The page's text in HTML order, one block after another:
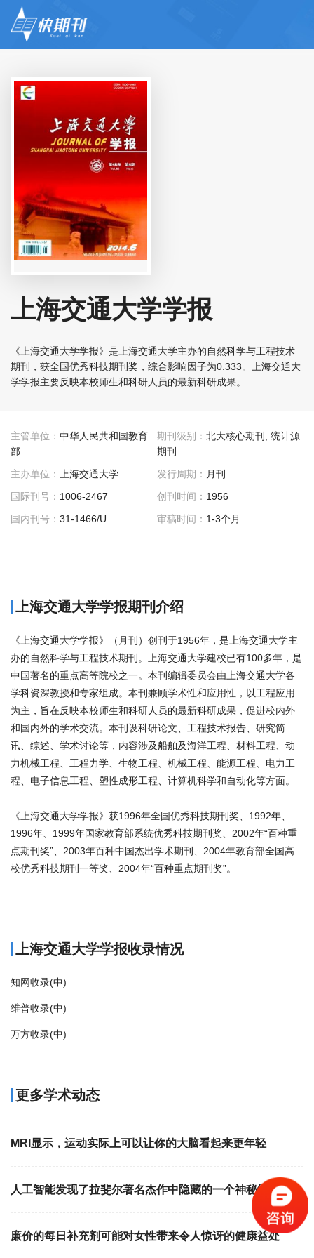
上海交通大学学报
《上海交通大学学报》是上海交通大学主办的自然科学与工程技术
期刊，获全国优秀科技期刊奖，综合影响因子为0.333。上海交通大
学学报主要反映本校师生和科研人员的最新科研成果。
主管单位： 中华人民共和国教育
部
主办单位：
上海交通大学
国际刊号： 1006-2467
国内刊号： 31-1466/U
期刊级别： 北大核心期刊, 统计源
期刊
发行周期： 月刊
创刊时间： 1956
审稿时间： 1-3个月
上海交通大学学报期刊介绍
《上海交通大学学报》（月刊）创刊于1956年，是上海交通大学主
办的自然科学与工程技术期刊。上海交通大学建校已有100多年，是
中国著名的重点高等院校之一。本刊编辑委员会由上海交通大学各
学科资深教授和专家组成。本刊兼顾学术性和应用性，以工程应用
为主，旨在反映本校师生和科研人员的最新科研成果，促进校内外
和国内外的学术交流。本刊设科研论文、工程技术报告、研究简
讯、综述、学术讨论等，内容涉及船舶及海洋工程、材料工程、动
力机械工程、工程力学、生物工程、机械工程、能源工程、电力工
程、电子信息工程、塑性成形工程、计算机科学和自动化等方面。
《上海交通大学学报》获1996年全国优秀科技期刊奖、1992年、
1996年、1999年国家教育部系统优秀科技期刊奖、2002年“百种重
点期刊奖”、2003年百种中国杰出学术期刊、2004年教育部全国高
校优秀科技期刊一等奖、2004年“百种重点期刊奖”。
上海交通大学学报收录情况
知网收录(中)
维普收录(中)
万方收录(中)
更多学术动态
MRI显示，运动实际上可以让你的大脑看起来更年轻
人工智能发现了拉斐尔著名杰作中隐藏的一个神秘细节
廉价的每日补充剂可能对女性带来令人惊讶的健康益处